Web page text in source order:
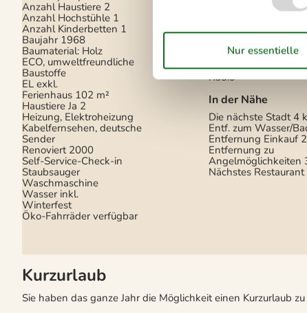
Anzahl Haustiere 2
Anzahl Hochstühle 1
Anzahl Kinderbetten 1
Baujahr 1968
Baumaterial: Holz
ECO, umweltfreundliche
Baustoffe
EL exkl.
Ferienhaus 102 m²
Haustiere Ja 2
Heizung, Elektroheizung
Kabelfernsehen, deutsche
Sender
Renoviert 2000
Self-Service-Check-in
Staubsauger
Waschmaschine
Wasser inkl.
Winterfest
Öko-Fahrräder verfügbar
1 Fernseher
DK-DR1/TV2
Internet (drahtlos)
Radio
In der Nähe
Die nächste Stadt 4
Entf. zum Wasser/
Entfernung Einkauf
Entfernung zu
Angelmöglichkeiten
Nächstes Restaurant
Kurzurlaub
Sie haben das ganze Jahr die Möglichkeit einen Kurzurlaub